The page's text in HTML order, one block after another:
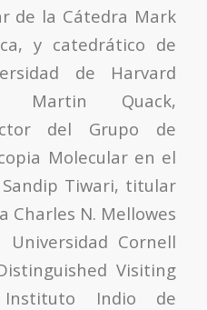
de la Cátedra Mark
y catedrático de
de Harvard
Martin Quack,
del Grupo de
Molecular en el
Sandip Tiwari, titular
Charles N. Mellowes
Cornell
Visiting
Indio de